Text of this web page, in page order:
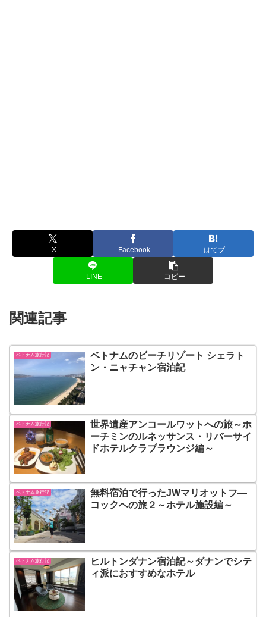
X Facebook はてブ
LINE コピー
関連記事
ベトナム旅行記
ベトナムのビーチリゾート シェラト
ン・ニャチャン宿泊記
ベトナム旅行記
世界遺産アンコールワットへの旅～ホ
ーチミンのルネッサンス・リバーサイ
ドホテルクラブラウンジ編～
ベトナム旅行記
無料宿泊で行ったJWマリオットフ―
コックへの旅２～ホテル施設編～
ベトナム旅行記
ヒルトンダナン宿泊記～ダナンでシテ
ィ派におすすめなホテル